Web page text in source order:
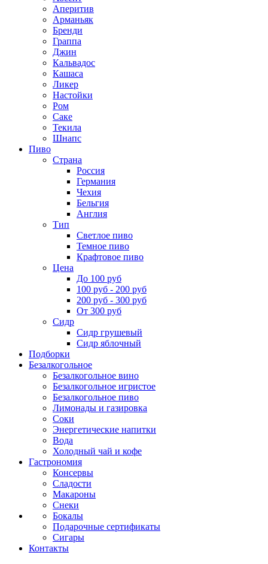
Аперитив
Арманьяк
Бренди
Граппа
Джин
Кальвадос
Кашаса
Ликер
Настойки
Ром
Саке
Текила
Шнапс
Пиво
Страна
Россия
Германия
Чехия
Бельгия
Англия
Тип
Светлое пиво
Темное пиво
Крафтовое пиво
Цена
До 100 руб
100 руб - 200 руб
200 руб - 300 руб
От 300 руб
Сидр
Сидр грушевый
Сидр яблочный
Подборки
Безалкогольное
Безалкогольное вино
Безалкогольное игристое
Безалкогольное пиво
Лимонады и газировка
Соки
Энергетические напитки
Вода
Холодный чай и кофе
Гастрономия
Консервы
Сладости
Макароны
Снеки
Бокалы
Подарочные сертификаты
Сигары
Контакты